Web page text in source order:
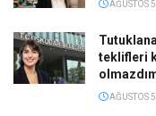
AĞUSTOS
teklifleri
AĞUSTOS